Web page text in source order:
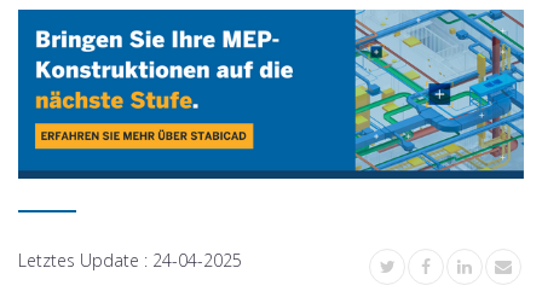
Letztes Update : 24-04-2025